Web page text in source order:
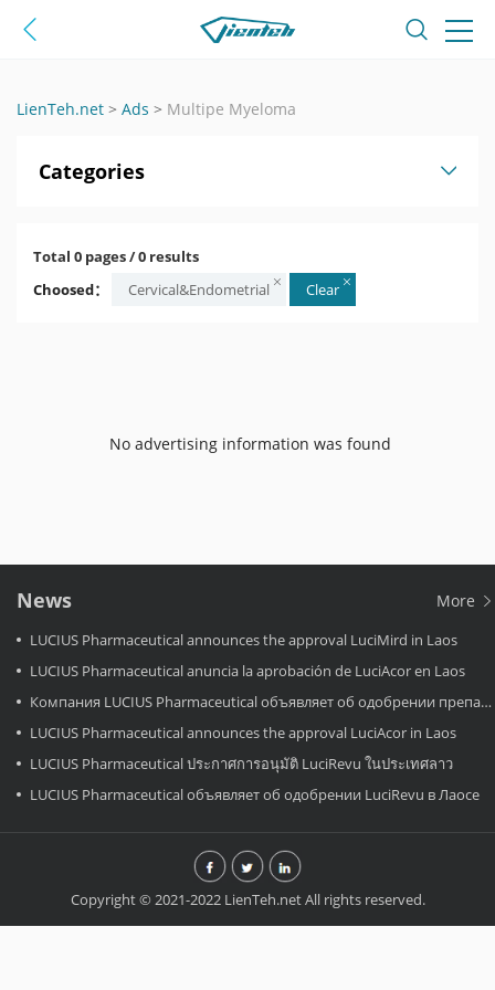
LienTeh.net > Ads > Multipe Myeloma
Categories
Total 0 pages / 0 results
Choosed：
Cervical&Endometrial Clear
No advertising information was found
News More
LUCIUS Pharmaceutical announces the approval LuciMird in Laos
LUCIUS Pharmaceutical anuncia la aprobación de LuciAcor en Laos
Компания LUCIUS Pharmaceutical объявляет об одобрении препарата LuciAcor в Лаосе.
LUCIUS Pharmaceutical announces the approval LuciAcor in Laos
LUCIUS Pharmaceutical ประกาศการอนุมัติ LuciRevu ในประเทศลาว
LUCIUS Pharmaceutical объявляет об одобрении LuciRevu в Лаосе
Copyright © 2021-2022 LienTeh.net All rights reserved.